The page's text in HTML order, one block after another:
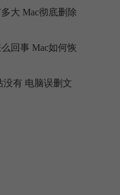
大 Mac彻底删除
回事 Mac如何恢
没有 电脑误删文